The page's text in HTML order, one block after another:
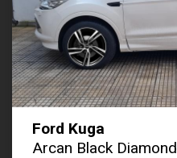
Ford Kuga
Arcan Black Diamond